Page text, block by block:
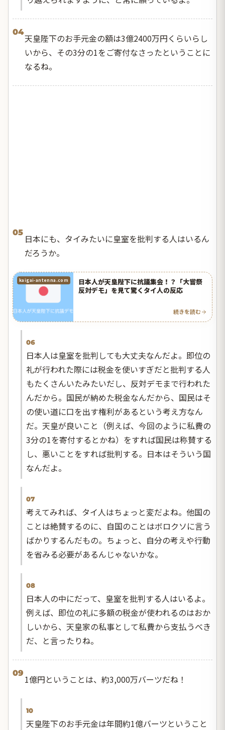
04
天皇陛下のお手元金の額は3億2400万円くらいらし
いから、その3分の1をご寄付なさったということに
なるね。
05
日本にも、タイみたいに皇室を批判する人はいるん
だろうか。
kaigai-antenna.com
日本人が天皇陛下に抗議集会！？「大嘗祭
反対デモ」を見て驚くタイ人の反応
続きを読む
06
日本人は皇室を批判しても大丈夫なんだよ。即位の
礼が行われた際には税金を使いすぎだと批判する人
もたくさんいたみたいだし、反対デモまで行われた
んだから。国民が納めた税金なんだから、国民はそ
の使い道に口を出す権利があるという考え方なん
だ。天皇が良いこと（例えば、今回のように私費の
3分の1を寄付するとかね）をすれば国民は称賛する
し、悪いことをすれば批判する。日本はそういう国
なんだよ。
07
考えてみれば、タイ人はちょっと変だよね。他国の
ことは絶賛するのに、自国のことはボロクソに言う
ばかりするんだもの。ちょっと、自分の考えや行動
を省みる必要があるんじゃないかな。
08
日本人の中にだって、皇室を批判する人はいるよ。
例えば、即位の礼に多額の税金が使われるのはおか
しいから、天皇家の私事として私費から支払うべき
だ、と言ったりね。
09
1億円ということは、約3,000万バーツだね！
10
天皇陛下のお手元金は年間約1億バーツということ